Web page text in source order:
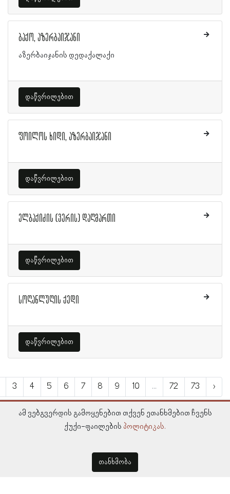
ბაქო, აზერბაიჯანი
აზერბაიჯანის დედაქალაქი
დაწვრილებით
ფოილოს ხიდი, აზერბაიჯანი
დაწვრილებით
ელბაქიძის (ვერის) დაღმართი
დაწვრილებით
სოღანლუღის ქედი
დაწვრილებით
3 4 5 6 7 8 9 10 ... 72 73 ›
ამ ვებგვერდის გამოყენებით თქვენ ეთანხმებით ჩვენს
ქუქი-ფაილების პოლიტიკას.
თანხმობა